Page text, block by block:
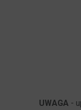
UWAGA -